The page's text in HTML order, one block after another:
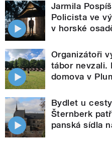
Jarmila
Policista ve
v horské
Organizátoři
tábor nevzali.
domova v
Bydlet u
Šternberk
panská sídla